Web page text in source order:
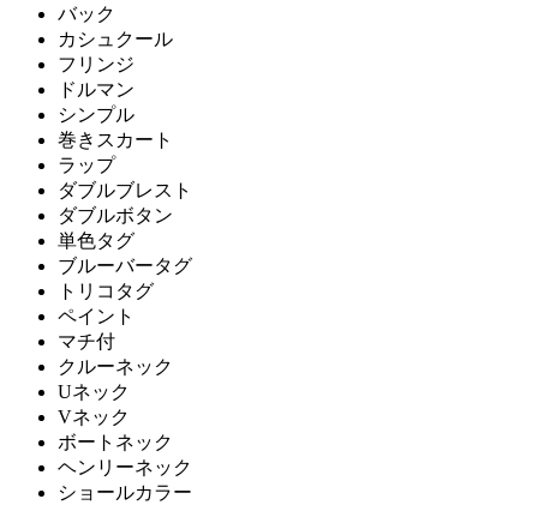
バック
カシュクール
フリンジ
ドルマン
シンプル
巻きスカート
ラップ
ダブルブレスト
ダブルボタン
単色タグ
ブルーバータグ
トリコタグ
ペイント
マチ付
クルーネック
Uネック
Vネック
ボートネック
ヘンリーネック
ショールカラー